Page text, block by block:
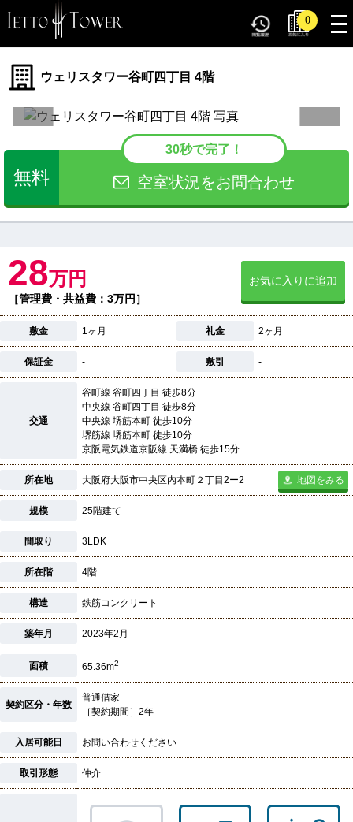
0
ウェリスタワー谷町四丁目 4階
無料
30秒で完了！
空室状況をお問合わせ
28万円
［管理費・共益費：3万円］
お気に入りに追加
敷金 1ヶ月 礼金 2ヶ月
保証金 - 敷引 -
交通
谷町線 谷町四丁目 徒歩8分
中央線 谷町四丁目 徒歩8分
中央線 堺筋本町 徒歩10分
堺筋線 堺筋本町 徒歩10分
京阪電気鉄道京阪線 天満橋 徒歩15分
所在地 大阪府大阪市中央区内本町２丁目2ー2 地図をみる
規模 25階建て
間取り 3LDK
所在階 4階
構造 鉄筋コンクリート
築年月 2023年2月
面積 65.36m2
契約区分・年数
普通借家
［契約期間］2年
入居可能日 お問い合わせください
取引形態 仲介